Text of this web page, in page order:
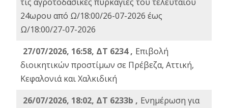
24ωρου από Ω/18:00/26-07-2026 έως
Ω/18:00/27-07-2026
27/07/2026, 16:58, ΔΤ 6234 , Eπιβολή
διοικητικών προστίμων σε Πρέβεζα, Αττική,
Κεφαλονιά και Χαλκιδική
26/07/2026, 18:02, ΔΤ 6233b , Ενημέρωση για